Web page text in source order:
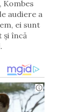
Kombes
audiere a
ei sunt
și încă